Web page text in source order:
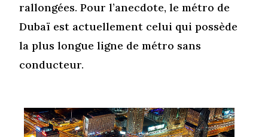
rallongées. Pour l’anecdote, le métro de
Dubaï est actuellement celui qui possède
la plus longue ligne de métro sans
conducteur.